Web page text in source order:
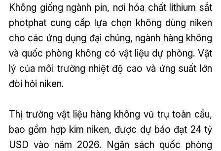
Không giống ngành pin, nơi hóa chất lithium sắt
photphat cung cấp lựa chọn không dùng niken
cho các ứng dụng đại chúng, ngành hàng không
và quốc phòng không có vật liệu dự phòng. Vật
lý của môi trường nhiệt độ cao và ứng suất lớn
đòi hỏi niken.
Thị trường vật liệu hàng không vũ trụ toàn cầu,
bao gồm hợp kim niken, được dự báo đạt 24 tỷ
USD vào năm 2026. Ngân sách quốc phòng